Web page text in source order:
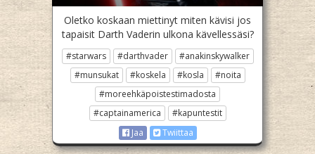
Oletko koskaan miettinyt miten kävisi jos
tapaisit Darth Vaderin ulkona kävellessäsi?
#starwars #darthvader
#anakinskywalker
#munsukat
#koskela #kosla
#noita
#moreehkäpoistestimadosta
#captainamerica
#kapuntestit
Jaa
Twiittaa